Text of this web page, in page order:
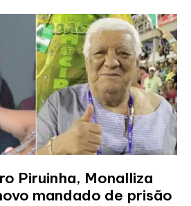
Piruinha, Monalliza
mandado de prisão